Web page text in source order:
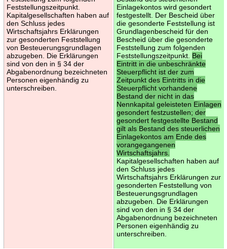
Feststellungszeitpunkt.
Kapitalgesellschaften haben auf
den Schluss jedes
Wirtschaftsjahrs Erklärungen
zur gesonderten Feststellung
von Besteuerungsgrundlagen
abzugeben. Die Erklärungen
sind von den in § 34 der
Abgabenordnung bezeichneten
Personen eigenhändig zu
unterschreiben.
Einlagekontos wird gesondert
festgestellt. Der Bescheid über
die gesonderte Feststellung ist
Grundlagenbescheid für den
Bescheid über die gesonderte
Feststellung zum folgenden
Feststellungszeitpunkt. Bei
Eintritt in die unbeschränkte
Steuerpflicht ist der zum
Zeitpunkt des Eintritts in die
Steuerpflicht vorhandene
Bestand der nicht in das
Nennkapital geleisteten Einlagen
gesondert festzustellen; der
gesondert festgestellte Bestand
gilt als Bestand des steuerlichen
Einlagekontos am Ende des
vorangegangenen
Wirtschaftsjahrs.
Kapitalgesellschaften haben auf
den Schluss jedes
Wirtschaftsjahrs Erklärungen zur
gesonderten Feststellung von
Besteuerungsgrundlagen
abzugeben. Die Erklärungen
sind von den in § 34 der
Abgabenordnung bezeichneten
Personen eigenhändig zu
unterschreiben.